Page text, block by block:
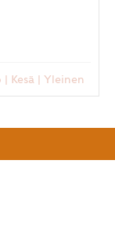
| Kesä | Yleinen